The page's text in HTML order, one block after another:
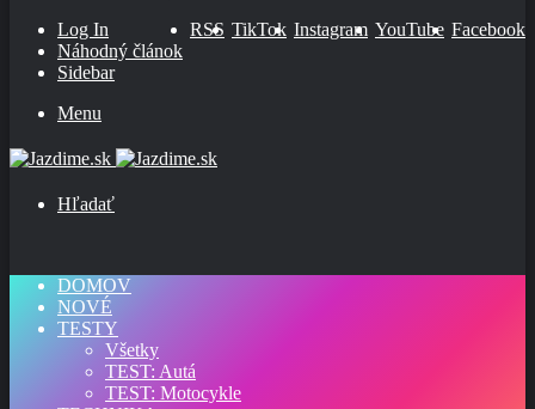
Facebook
YouTube
Instagram
TikTok
RSS
Log In
Náhodný článok
Sidebar
Menu
Hľadať
DOMOV
NOVÉ
TESTY
Všetky
TEST: Autá
TEST: Motocykle